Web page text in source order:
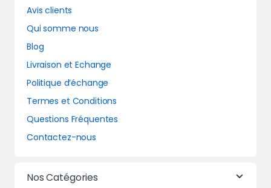
Avis clients
Qui somme nous
Blog
Livraison et Echange
Politique d’échange
Termes et Conditions
Questions Fréquentes
Contactez-nous
Nos Catégories